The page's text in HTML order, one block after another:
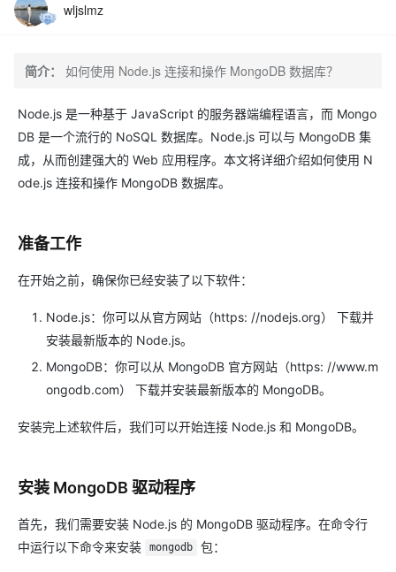
wljslmz
简介： 如何使用 Node.js 连接和操作 MongoDB 数据库？
Node.js 是一种基于 JavaScript 的服务器端编程语言，而 Mongo
DB 是一个流行的 NoSQL 数据库。Node.js 可以与 MongoDB 集
成，从而创建强大的 Web 应用程序。本文将详细介绍如何使用 N
ode.js 连接和操作 MongoDB 数据库。
准备工作
在开始之前，确保你已经安装了以下软件：
Node.js：你可以从官方网站（https: //nodejs.org） 下载并
安装最新版本的 Node.js。
MongoDB：你可以从 MongoDB 官方网站（https: //www.m
ongodb.com） 下载并安装最新版本的 MongoDB。
安装完上述软件后，我们可以开始连接 Node.js 和 MongoDB。
安装 MongoDB 驱动程序
首先，我们需要安装 Node.js 的 MongoDB 驱动程序。在命令行
中运行以下命令来安装
mongodb 包：